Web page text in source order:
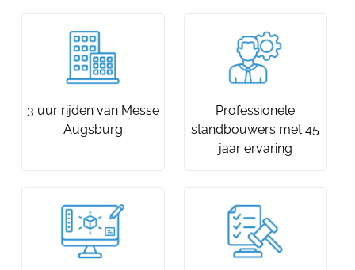
3 uur rijden van Messe
Augsburg
Professionele
standbouwers met 45
jaar ervaring